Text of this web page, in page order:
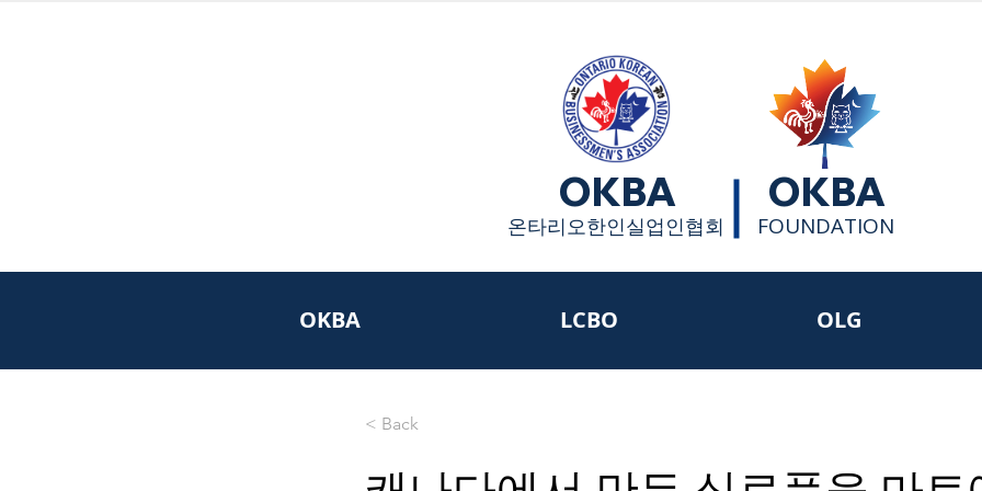
OKBA
​온타리오한인실업인협회
OKBA
FOUNDATION
OKBA LCBO OLG
< Back